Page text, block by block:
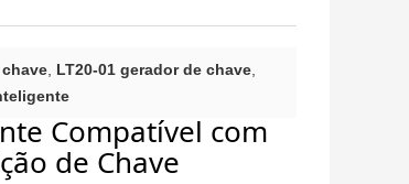
, LT20-01 gerador de chave,
Compatível com
de Chave